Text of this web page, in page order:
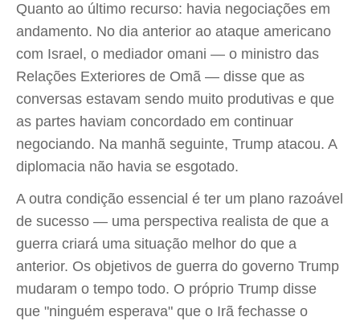
Quanto ao último recurso: havia negociações em
andamento. No dia anterior ao ataque americano
com Israel, o mediador omani — o ministro das
Relações Exteriores de Omã — disse que as
conversas estavam sendo muito produtivas e que
as partes haviam concordado em continuar
negociando. Na manhã seguinte, Trump atacou. A
diplomacia não havia se esgotado.
A outra condição essencial é ter um plano razoável
de sucesso — uma perspectiva realista de que a
guerra criará uma situação melhor do que a
anterior. Os objetivos de guerra do governo Trump
mudaram o tempo todo. O próprio Trump disse
que "ninguém esperava" que o Irã fechasse o